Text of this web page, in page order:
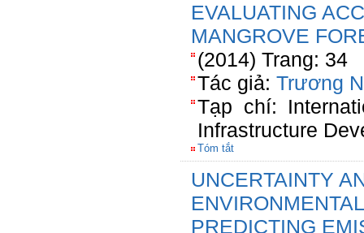
EVALUATING
MANGROVE
(2014) Trang: 34
Tác giả: Trương
Tạp chí:
Infrastructure
Tóm tắt
UNCERTAINTY
PREDICTING